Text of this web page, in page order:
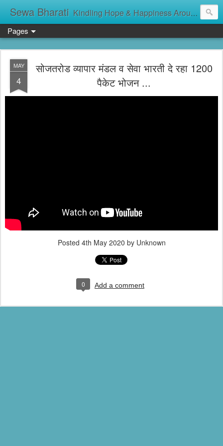
Sewa Bharati Kindling Hope & Happiness Around सेवा भारती சேவாபாரதி సేవా భారతి സേവാഭാരതി સેવા ભારતી সেবা ভাঁরাটি
Pages
MAY
4
सोजतरोड व्यापार मंडल व सेवा भारती दे रहा 1200
पैकेट भोजन ...
Posted 4th May 2020 by Unknown
0 Add a comment